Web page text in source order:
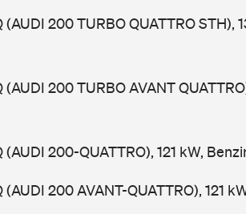
200 TURBO QUATTRO STH),
200 TURBO AVANT
200-QUATTRO), 121 kW,
200 AVANT-QUATTRO), 121